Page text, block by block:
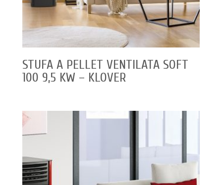
STUFA A PELLET VENTILATA SOFT
100 9,5 KW – KLOVER